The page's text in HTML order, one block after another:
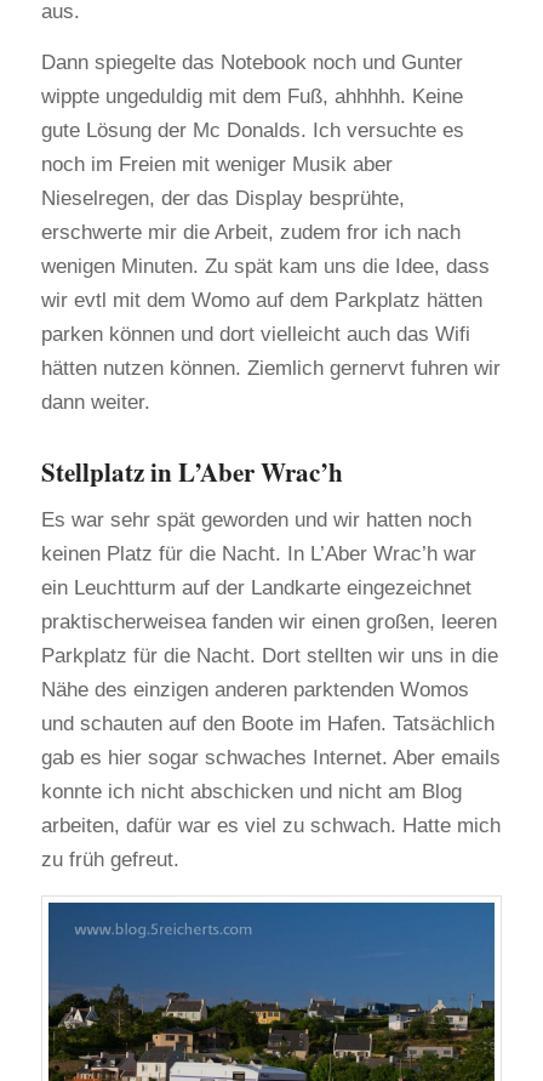
aus.
Dann spiegelte das Notebook noch und Gunter
wippte ungeduldig mit dem Fuß, ahhhhh. Keine
gute Lösung der Mc Donalds. Ich versuchte es
noch im Freien mit weniger Musik aber
Nieselregen, der das Display besprühte,
erschwerte mir die Arbeit, zudem fror ich nach
wenigen Minuten. Zu spät kam uns die Idee, dass
wir evtl mit dem Womo auf dem Parkplatz hätten
parken können und dort vielleicht auch das Wifi
hätten nutzen können. Ziemlich gernervt fuhren wir
dann weiter.
Stellplatz in L’Aber Wrac’h
Es war sehr spät geworden und wir hatten noch
keinen Platz für die Nacht. In L’Aber Wrac’h war
ein Leuchtturm auf der Landkarte eingezeichnet
praktischerweisea fanden wir einen großen, leeren
Parkplatz für die Nacht. Dort stellten wir uns in die
Nähe des einzigen anderen parktenden Womos
und schauten auf den Boote im Hafen. Tatsächlich
gab es hier sogar schwaches Internet. Aber emails
konnte ich nicht abschicken und nicht am Blog
arbeiten, dafür war es viel zu schwach. Hatte mich
zu früh gefreut.